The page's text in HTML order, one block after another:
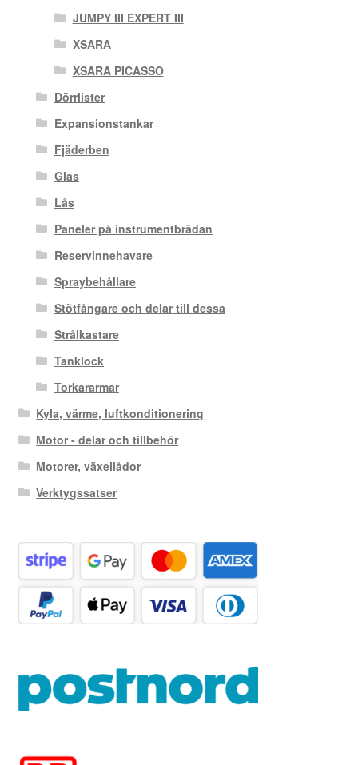
JUMPY III EXPERT III
XSARA
XSARA PICASSO
Dörrlister
Expansionstankar
Fjäderben
Glas
Lås
Paneler på instrumentbrädan
Reservinnehavare
Spraybehållare
Stötfångare och delar till dessa
Strålkastare
Tanklock
Torkararmar
Kyla, värme, luftkonditionering
Motor - delar och tillbehör
Motorer, växellådor
Verktygssatser